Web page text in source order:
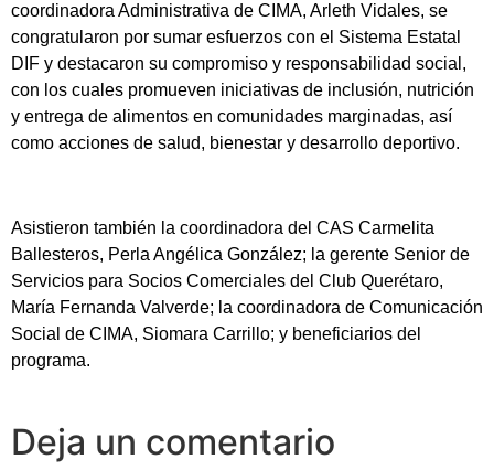
coordinadora Administrativa de CIMA, Arleth Vidales, se
congratularon por sumar esfuerzos con el Sistema Estatal
DIF y destacaron su compromiso y responsabilidad social,
con los cuales promueven iniciativas de inclusión, nutrición
y entrega de alimentos en comunidades marginadas, así
como acciones de salud, bienestar y desarrollo deportivo.
Asistieron también la coordinadora del CAS Carmelita
Ballesteros, Perla Angélica González; la gerente Senior de
Servicios para Socios Comerciales del Club Querétaro,
María Fernanda Valverde; la coordinadora de Comunicación
Social de CIMA, Siomara Carrillo; y beneficiarios del
programa.
Deja un comentario